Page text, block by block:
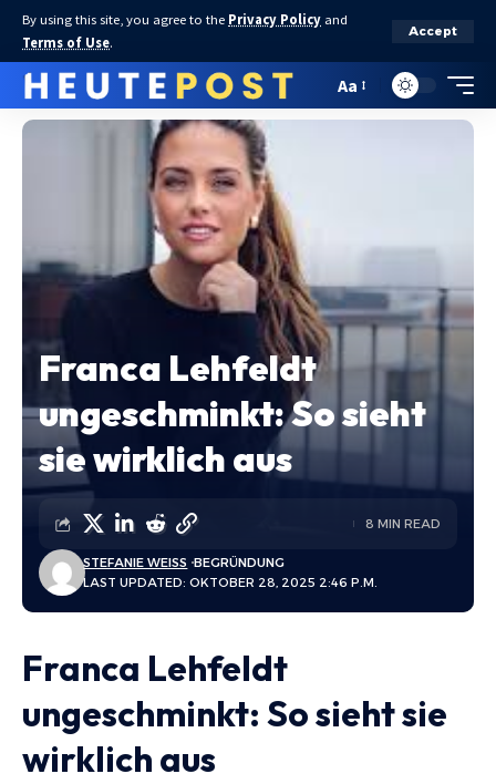
By using this site, you agree to the Privacy Policy and
Terms of Use.
Accept
Aa
Franca Lehfeldt
ungeschminkt: So sieht
sie wirklich aus
LAST UPDATED: OKTOBER 28, 2025 2:46 P.M.
STEFANIE WEISS BEGRÜNDUNG
8 MIN READ
Franca Lehfeldt
ungeschminkt: So sieht sie
wirklich aus